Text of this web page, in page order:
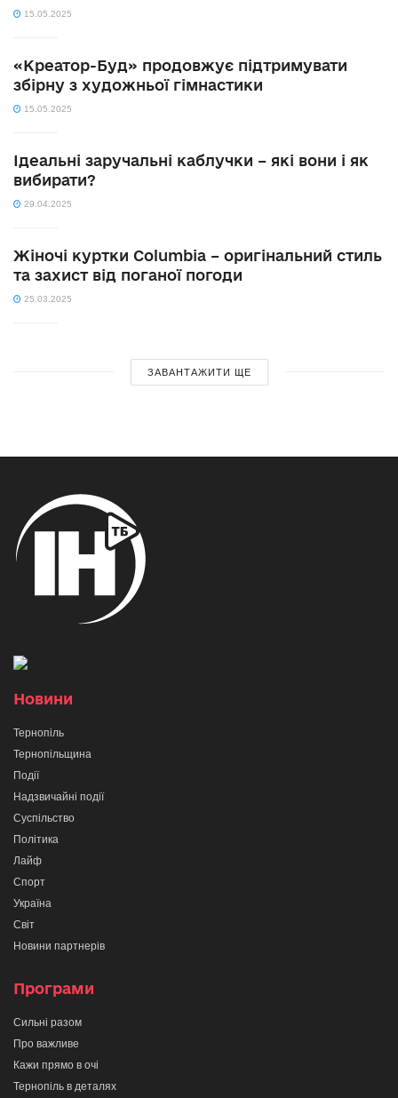
15.05.2025
«Креатор-Буд» продовжує підтримувати
збірну з художньої гімнастики
15.05.2025
Ідеальні заручальні каблучки – які вони і як
вибирати?
29.04.2025
Жіночі куртки Columbia – оригінальний стиль
та захист від поганої погоди
25.03.2025
ЗАВАНТАЖИТИ ЩЕ
Новини
Тернопіль
Тернопільщина
Події
Надзвичайні події
Суспільство
Політика
Лайф
Спорт
Україна
Світ
Новини партнерів
Програми
Сильні разом
Про важливе
Кажи прямо в очі
Тернопіль в деталях